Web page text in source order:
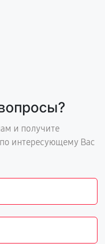
и получите
интересующему Вас